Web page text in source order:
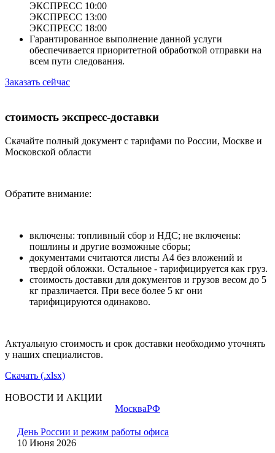
ЭКСПРЕСС 10:00
ЭКСПРЕСС 13:00
ЭКСПРЕСС 18:00
Гарантированное выполнение данной услуги
обеспечивается приоритетной обработкой отправки на
всем пути следования.
Заказать сейчас
стоимость экспресс-доставки
Скачайте полный документ с тарифами по России, Москве и
Московской области
Обратите внимание:
включены: топливный сбор и НДС; не включены:
пошлины и другие возможные сборы;
документами считаются листы А4 без вложений и
твердой обложки. Остальное - тарифицируется как груз.
стоимость доставки для документов и грузов весом до 5
кг празличается. При весе более 5 кг они
тарифицируются одинаково.
Актуальную стоимость и срок доставки необходимо уточнять
у наших специалистов.
Скачать (.xlsx)
НОВОСТИ И АКЦИИ
МоскваРФ
День России и режим работы офиса
10 Июня 2026